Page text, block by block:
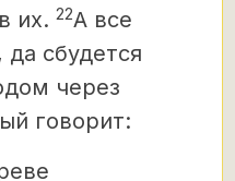
их. 22А все
сбудется
через
говорит: